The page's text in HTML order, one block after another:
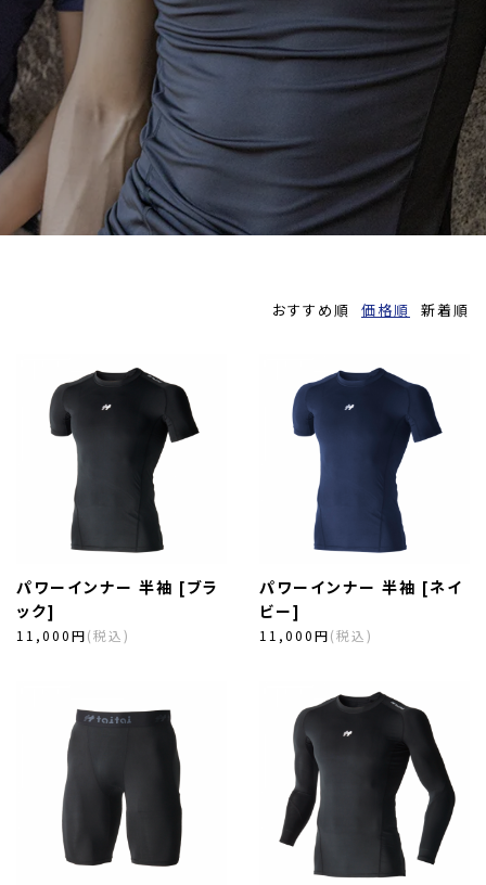
おすすめ順 価格順 新着順
パワーインナー 半袖 [ブラ
ック]
11,000円(税込)
パワーインナー 半袖 [ネイ
ビー]
11,000円(税込)